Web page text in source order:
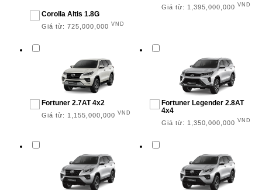
Corolla Altis 1.8G
Giá từ:725,000,000 VND
Giá từ: 1,395,000,000 VND
Fortuner 2.7AT 4x2
Giá từ: 1,155,000,000 VND
Fortuner Legender 2.8AT
4x4
Giá từ: 1,350,000,000 VND